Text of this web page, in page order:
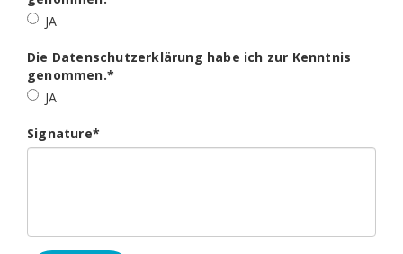
JA
Die Datenschutzerklärung habe ich zur Kenntnis
genommen.*
JA
Signature*